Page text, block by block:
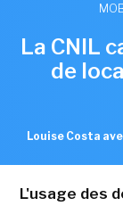
La CNIL
de
Louise Costa
L'usage des